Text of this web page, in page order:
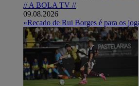
// A BOLA TV //
09.08.2026
«Recado de Rui Borges é para os